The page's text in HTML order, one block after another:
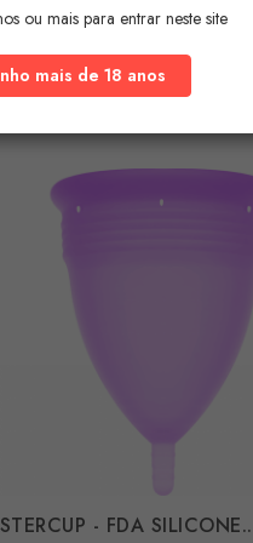
13,44 €
COMPRAR
STERCUP - FDA
ou mais para entrar neste site
mais de 18 anos